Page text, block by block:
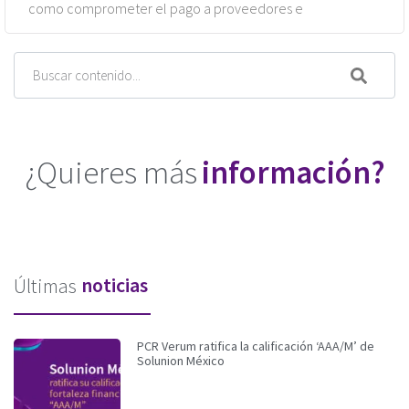
como comprometer el pago a proveedores e
¿Quieres másinformación?
Últimas noticias
PCR Verum ratifica la calificación ‘AAA/M’ de
Solunion México